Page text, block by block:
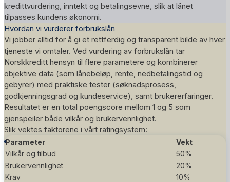
kredittvurdering, inntekt og betalingsevne, slik at lånet
tilpasses kundens økonomi.
Hvordan vi vurderer forbrukslån
Vi jobber alltid for å gi et rettferdig og transparent bilde av hver
tjeneste vi omtaler. Ved vurdering av forbrukslån tar
Norskkreditt hensyn til flere parametere og kombinerer
objektive data (som lånebeløp, rente, nedbetalingstid og
gebyrer) med praktiske tester (søknadsprosess,
godkjenningsgrad og kundeservice), samt brukererfaringer.
Resultatet er en total poengscore mellom 1 og 5 som
gjenspeiler både vilkår og brukervennlighet.
Slik vektes faktorene i vårt ratingsystem:
Parameter
Vekt
Vilkår og tilbud
50%
Brukervennlighet
20%
Krav
10%